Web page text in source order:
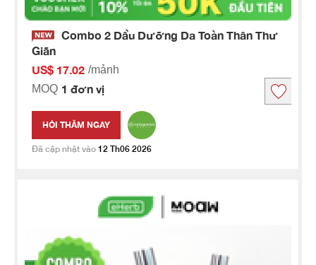
Combo 2 Dầu Dưỡng Da Toàn Thân Thư
Giãn
US$ 17.02 /mảnh
MOQ 1 đơn vị
HỎI THĂM NGAY
Đã cập nhật vào 12 Th06 2026